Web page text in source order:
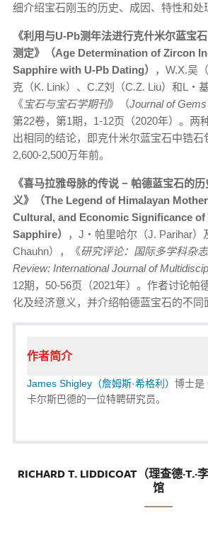
细介绍宝石刚玉的历史、成因、特性和处
《利用与U-Pb测年法进行克什米尔蓝宝
测定》（Age Determination of Zircon
Sapphire with U-Pb Dating）
，W.X.吴
克（K. Link）、C.Z刘（C.Z. Liu）和L‧基
《 宝石与宝石学期刊》（Journal of
第22卷，第1期，1-12页（2020年）。两
出相同的结论，即克什米尔蓝宝石中锆石
2,600-2,500万年前。
《喜马拉雅母脉的传说 − 帕德蓝宝石的
义》（The Legend of Himalayan
Cultural, and Economic Significance of
Sapphire）
，J‧帕里哈尔（J. Parihar
Chauhn），《研究评论：国际多学科杂志
Review: International Journal of
12期，50-56页（2021年）。作者讨论帕
化及经济意义，并介绍帕德蓝宝石的不同
作者简介
James Shigley（詹姆斯·希格利） 博士是
卡尔斯巴德的一位特聘研究员。
RICHARD T. LIDDICOAT（理查德
馆